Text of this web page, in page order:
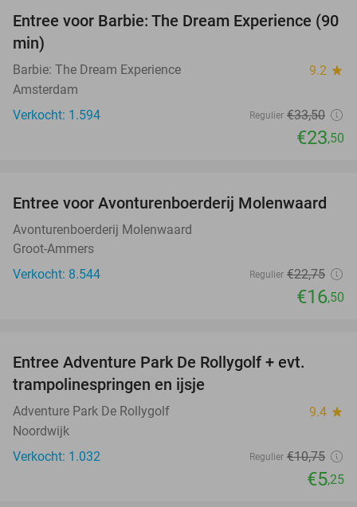
30%
Entree voor Barbie: The Dream Experience (90
min)
Barbie: The Dream Experience 9.2 star
Amsterdam
Verkocht: 1.594
Regulier €33,50
€23,50
27%
Entree voor Avonturenboerderij Molenwaard
Avonturenboerderij Molenwaard
Groot-Ammers
Verkocht: 8.544
Regulier €22,75
€16,50
Entree Adventure Park De Rollygolf + evt.
trampolinespringen en ijsje
Adventure Park De Rollygolf 9.4 star
Noordwijk
Verkocht: 1.032
Regulier €10,75
€5,25